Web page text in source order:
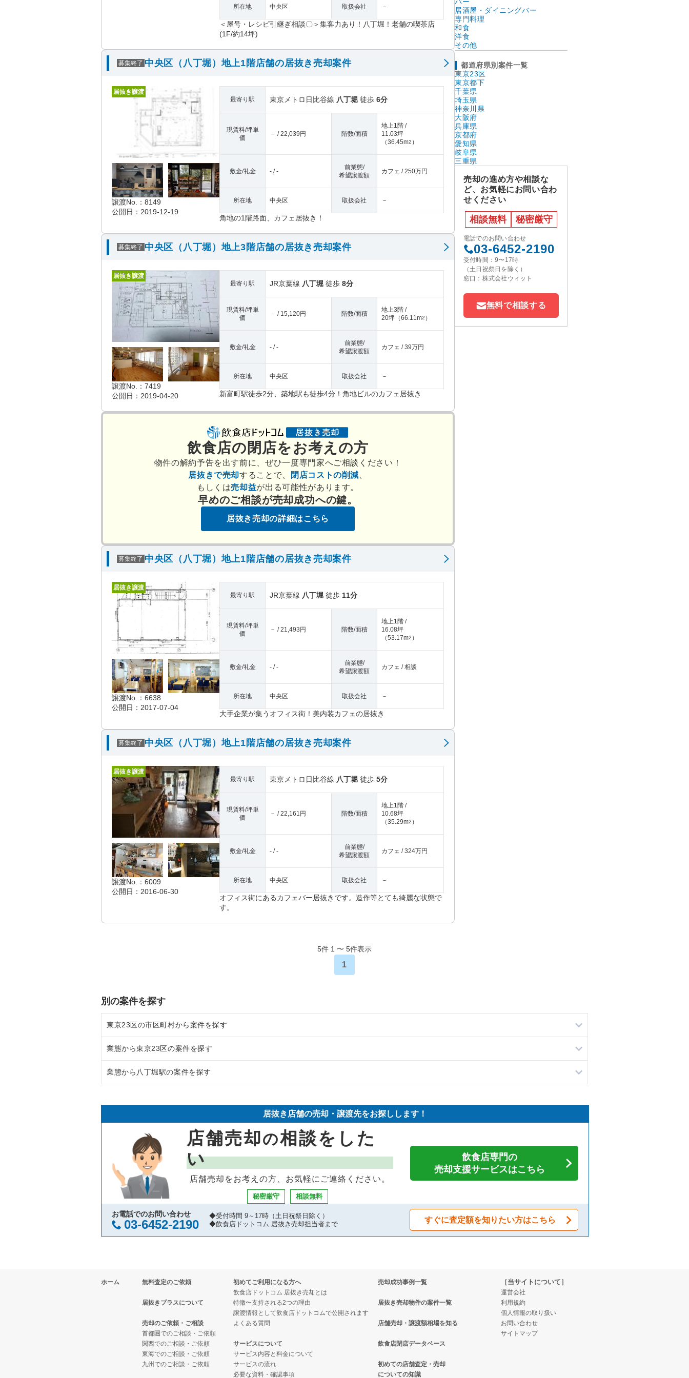
所在地 中央区 取扱会社 －
＜屋号・レシピ引継ぎ相談〇＞集客力あり！八丁堀！老舗の喫茶店
(1F/約14坪)
募集終了 中央区（八丁堀）地上1階店舗の居抜き売却案件
居抜き譲渡
譲渡No.：8149
公開日：2019-12-19
最寄り駅 東京メトロ日比谷線 八丁堀 徒歩 6分
現賃料/坪単
価
－ / 22,039円 階数/面積
地上1階 /
11.03坪
（36.45m2 ）
敷金/礼金 - / -
前業態/
希望譲渡額
カフェ / 250万円
所在地 中央区 取扱会社 －
角地の1階路面、カフェ居抜き！
募集終了 中央区（八丁堀）地上3階店舗の居抜き売却案件
居抜き譲渡
譲渡No.：7419
公開日：2019-04-20
最寄り駅 JR京葉線 八丁堀 徒歩 8分
現賃料/坪単
価
－ / 15,120円 階数/面積
地上3階 /
20坪 （66.11m2 ）
敷金/礼金 - / -
前業態/
希望譲渡額
カフェ / 39万円
所在地 中央区 取扱会社 －
新富町駅徒歩2分、築地駅も徒歩4分！角地ビルのカフェ居抜き
飲食店の閉店をお考えの方
物件の解約予告を出す前に、ぜひ一度専門家へご相談ください！
居抜きで売却することで、 閉店コストの削減
もしくは売却益が出る可能性があります。
早めのご相談が売却成功への鍵。
居抜き売却の詳細はこちら
募集終了 中央区（八丁堀）地上1階店舗の居抜き売却案件
居抜き譲渡
譲渡No.：6638
公開日：2017-07-04
最寄り駅 JR京葉線 八丁堀 徒歩 11分
現賃料/坪単
価
－ / 21,493円 階数/面積
地上1階 /
16.08坪
（53.17m2 ）
敷金/礼金 - / -
前業態/
希望譲渡額
カフェ / 相談
所在地 中央区 取扱会社 －
大手企業が集うオフィス街！美内装カフェの居抜き
募集終了 中央区（八丁堀）地上1階店舗の居抜き売却案件
居抜き譲渡
譲渡No.：6009
公開日：2016-06-30
最寄り駅 東京メトロ日比谷線 八丁堀 徒歩 5分
現賃料/坪単
価
－ / 22,161円 階数/面積
地上1階 /
10.68坪
（35.29m2 ）
敷金/礼金 - / -
前業態/
希望譲渡額
カフェ / 324万円
所在地 中央区 取扱会社 －
オフィス街にあるカフェバー居抜きです。造作等とても綺麗な状態で
す。
居酒屋・ダイニングバー
専門料理
和食
洋食
その他
都道府県別案件一覧
東京23区
東京都下
千葉県
埼玉県
神奈川県
大阪府
兵庫県
京都府
愛知県
岐阜県
三重県
売却の進め方や相談な
ど、お気軽にお問い合わ
せください
相談無料 秘密厳守
電話でのお問い合わせ
03-6452-2190
受付時間：9〜17時
（土日祝祭日を除く）
窓口：株式会社ウィット
無料で相談する
5件 1 〜 5件表示
1
別の案件を探す
東京23区の市区町村から案件を探す
目黒区の飲食店の居抜き売却物件の案件一覧
渋谷区の飲食店の居抜き売却物件の案件一覧
新宿区の飲食店の居抜き売却物件の案件一覧
葛飾区の飲食店の居抜き売却物件の案件一覧
中央区の飲食店の居抜き売却物件の案件一覧
江東区の飲食店の居抜き売却物件の案件一覧
千代田区の飲食店の居抜き売却物件の案件一覧
港区の飲食店の居抜き売却物件の案件一覧
板橋区の飲食店の居抜き売却物件の案件一覧
台東区の飲食店の居抜き売却物件の案件一覧
練馬区の飲食店の居抜き売却物件の案件一覧
豊島区の飲食店の居抜き売却物件の案件一覧
業態から東京23区の案件を探す
東京23区のラーメンの居抜き売却物件の案件一覧
東京23区のイタリア料理の居抜き売却物件の案件一覧
東京23区の中華の居抜き売却物件の案件一覧
東京23区のそば・うどんの居抜き売却物件の案件一覧
東京23区の寿司の居抜き売却物件の案件一覧
東京23区の焼肉の居抜き売却物件の案件一覧
東京23区の鉄板焼き・お好み焼の居抜き売却物件の案件一覧
東京23区のカフェの居抜き売却物件の案件一覧
東京23区のテイクアウトの居抜き売却物件の案件一覧
東京23区のお弁当・惣菜・デリの居抜き売却物件の案件一覧
東京23区のカラオケ・パブ・スナックの居抜き売却物件の案件一覧
業態から八丁堀駅の案件を探す
八丁堀駅のイタリア料理の居抜き売却物件の案件一覧
八丁堀駅の中華の居抜き売却物件の案件一覧
八丁堀駅のカフェの居抜き売却物件の案件一覧
八丁堀駅の居酒屋・ダイニングバーの居抜き売却物件の案件一覧
居抜き店舗の売却・譲渡先をお探しします！
店舗売却の相談をした
い
店舗売却をお考えの方、お気軽にご連絡ください。
秘密厳守 相談無料
飲食店専門の
売却支援サービスはこちら
お電話でのお問い合わせ
03-6452-2190
◆受付時間 9～17時（土日祝祭日除く）
◆飲食店ドットコム 居抜き売却担当者まで
すぐに査定額を知りたい方はこちら
ホーム 無料査定のご依頼
居抜きプラスについて
売却のご依頼・ご相談
首都圏でのご相談・ご依頼
関西でのご相談・ご依頼
東海でのご相談・ご依頼
九州でのご相談・ご依頼
初めてご利用になる方へ
飲食店ドットコム 居抜き売却とは
特徴〜支持される2つの理由
譲渡情報として飲食店ドットコムで公開されます
よくある質問
サービスについて
サービス内容と料金について
サービスの流れ
必要な資料・確認事項
売却成功事例一覧
居抜き売却物件の案件一覧
店舗売却・譲渡額相場を知る
飲食店閉店データベース
初めての店舗査定・売却
についての知識
［当サイトについて］
運営会社
利用規約
個人情報の取り扱い
お問い合わせ
サイトマップ